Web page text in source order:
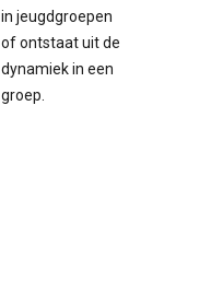
in jeugdgroepen
of ontstaat uit de
dynamiek in een
groep.